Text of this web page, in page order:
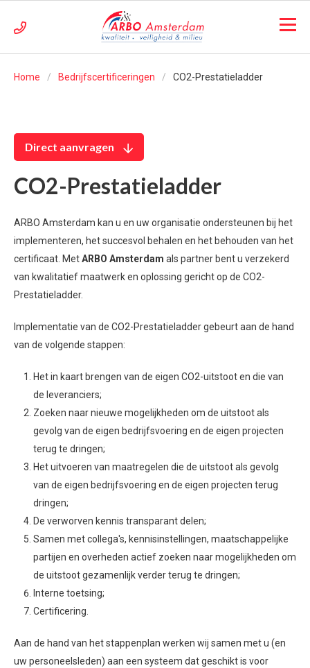
Home Bedrijfscertificeringen CO2-Prestatieladder
Direct aanvragen
CO2-Prestatieladder
ARBO Amsterdam kan u en uw organisatie ondersteunen bij het
implementeren, het succesvol behalen en het behouden van het
certificaat. MetARBO Amsterdam als partner bent u verzekerd
van kwalitatief maatwerk en oplossing gericht op de CO2-
Prestatieladder.
Implementatie van de CO2-Prestatieladder gebeurt aan de hand
van de volgende stappen:
Het in kaart brengen van de eigen CO2-uitstoot en die van
de leveranciers;
Zoeken naar nieuwe mogelijkheden om de uitstoot als
gevolg van de eigen bedrijfsvoering en de eigen projecten
terug te dringen;
Het uitvoeren van maatregelen die de uitstoot als gevolg
van de eigen bedrijfsvoering en de eigen projecten terug
dringen;
De verworven kennis transparant delen;
Samen met collega's, kennisinstellingen, maatschappelijke
partijen en overheden actief zoeken naar mogelijkheden om
de uitstoot gezamenlijk verder terug te dringen;
Interne toetsing;
Certificering.
Aan de hand van het stappenplan werken wij samen met u (en
uw personeelsleden) aan een systeem dat geschikt is voor